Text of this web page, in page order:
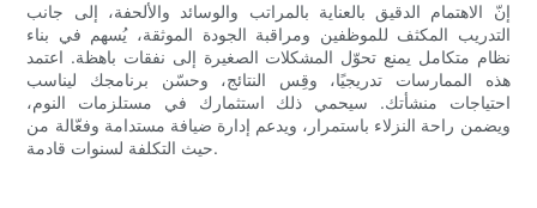
إنّ الاهتمام الدقيق بالعناية بالمراتب والوسائد والألحفة، إلى جانب
التدريب المكثف للموظفين ومراقبة الجودة الموثقة، يُسهم في بناء
نظام متكامل يمنع تحوّل المشكلات الصغيرة إلى نفقات باهظة. اعتمد
هذه الممارسات تدريجيًا، وقِس النتائج، وحسّن برنامجك ليناسب
احتياجات منشأتك. سيحمي ذلك استثمارك في مستلزمات النوم،
ويضمن راحة النزلاء باستمرار، ويدعم إدارة ضيافة مستدامة وفعّالة من
حيث التكلفة لسنوات قادمة.